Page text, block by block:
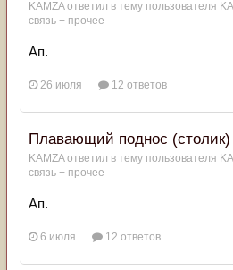
KAMZAответил в тему пользователя
связь + прочее
Ап.
26 июля 12 ответов
Плавающий поднос
KAMZAответил в тему пользователя
связь + прочее
Ап.
6 июля 12 ответов